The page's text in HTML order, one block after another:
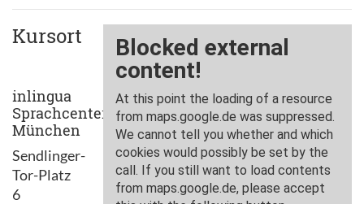
Kursort
inlingua
Sprachcenter
München
Sendlinger-
Tor-Platz
6